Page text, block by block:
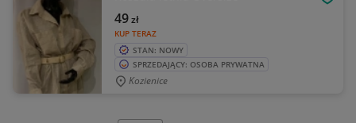
KUP TERAZ
49zł
STAN: NOWY
SPRZEDAJĄCY: OSOBA PRYWATNA
Kozienice